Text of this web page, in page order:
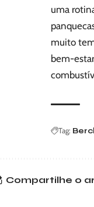
uma
muito
bem-
Tag:
Compartilhe o